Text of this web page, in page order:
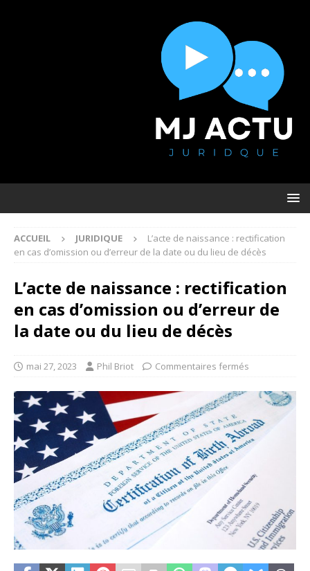
ACCUEIL JURIDIQUE
L’acte de naissance : rectification
en cas d’omission ou d’erreur de la date ou du lieu de décès
L’acte de naissance : rectification
en cas d’omission ou d’erreur de
la date ou du lieu de décès
mai 27, 2023 Phil Briot Commentaires fermés